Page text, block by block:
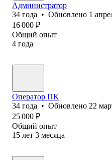
Администратор
34 года • Обновлено 1
16 000 ₽
Общий опыт
4 года
Оператор ПК
34 года • Обновлено 22
25 000 ₽
Общий опыт
15 лет 3 месяца